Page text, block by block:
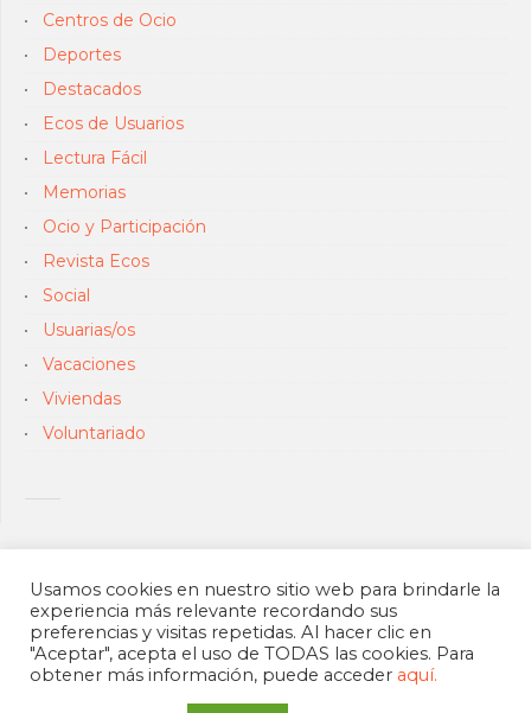
Centros de Ocio
Deportes
Destacados
Ecos de Usuarios
Lectura Fácil
Memorias
Ocio y Participación
Revista Ecos
Social
Usuarias/os
Vacaciones
Viviendas
Voluntariado
Usamos cookies en nuestro sitio web para brindarle la
experiencia más relevante recordando sus
preferencias y visitas repetidas. Al hacer clic en
"Aceptar", acepta el uso de TODAS las cookies. Para
obtener más información, puede acceder aquí.